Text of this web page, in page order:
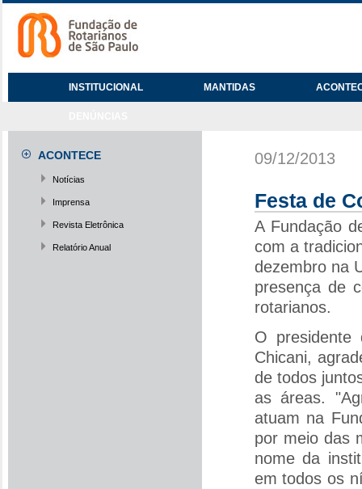
INSTITUCIONAL MANTIDAS
ACONTECE
Notícias
Imprensa
Revista Eletrônica
Relatório Anual
09/12/2013
Festa de
A Fundação
com a
dezembro na
presença de
rotarianos.
O presidente
Chicani,
de todos
as áreas.
atuam na
por meio das
nome da
em todos os